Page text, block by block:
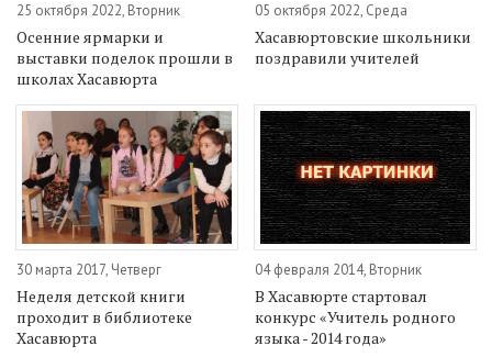
25 октября 2022, Вторник
Осенние ярмарки и
выставки поделок прошли в
школах Хасавюрта
05 октября 2022, Среда
Хасавюртовские школьники
поздравили учителей
30 марта 2017, Четверг
Неделя детской книги
проходит в библиотеке
Хасавюрта
04 февраля 2014, Вторник
В Хасавюрте стартовал
конкурс «Учитель родного
языка - 2014 года»